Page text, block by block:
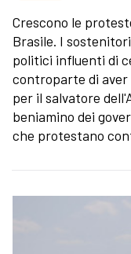
Crescono le
Brasile. I
politici influenti di
controparte di aver
per il salvatore
beniamino dei
che protestano